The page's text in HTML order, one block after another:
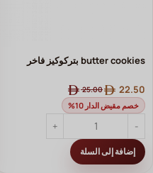
butter cookies بتركوكيز فاخر
25.00 22.50
خصم مقيض الدار 10%
إضافة إلى السلة